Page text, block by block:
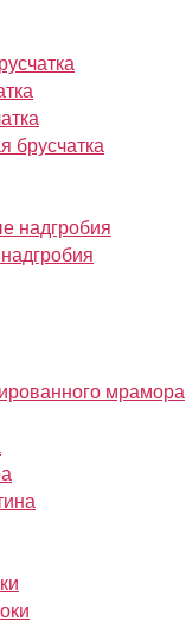
брусчатка
надгробия
мрамора